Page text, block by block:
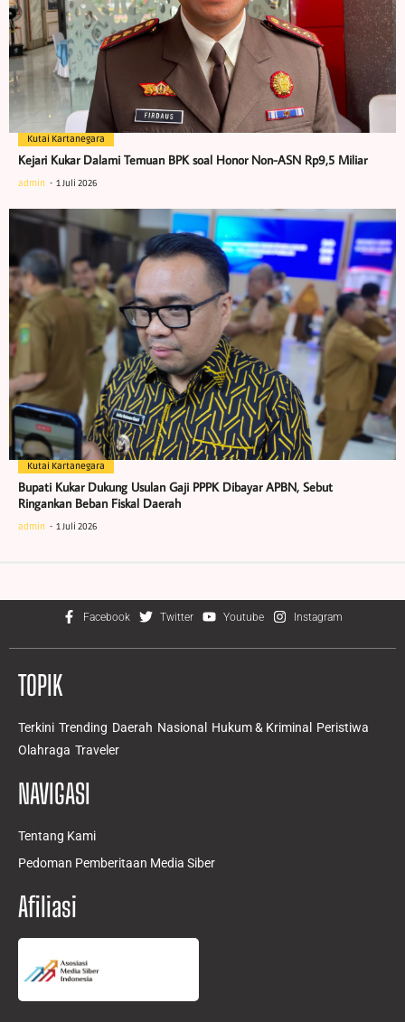
Kutai Kartanegara
Kejari Kukar Dalami Temuan BPK soal Honor Non-ASN Rp9,5 Miliar
admin 1 Juli 2026
Kutai Kartanegara
Bupati Kukar Dukung Usulan Gaji PPPK Dibayar APBN, Sebut
Ringankan Beban Fiskal Daerah
admin 1 Juli 2026
Facebook Twitter Youtube Instagram
TOPIK
Terkini Trending Daerah Nasional Hukum & Kriminal
Peristiwa
Olahraga Traveler
NAVIGASI
Tentang Kami
Pedoman Pemberitaan Media Siber
Afiliasi